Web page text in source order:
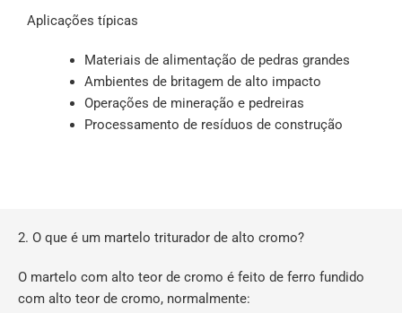
Aplicações típicas
Materiais de alimentação de pedras grandes
Ambientes de britagem de alto impacto
Operações de mineração e pedreiras
Processamento de resíduos de construção
2. O que é um martelo triturador de alto cromo?
O martelo com alto teor de cromo é feito de ferro fundido
com alto teor de cromo, normalmente: